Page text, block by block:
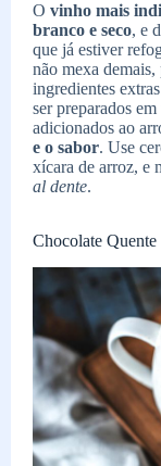
O vinho mais
branco e seco, e
que já estiver
não mexa
ingredientes
ser preparados
adicionados ao
e o sabor. Use
xícara de arroz, e
al dente.
Chocolate Quente